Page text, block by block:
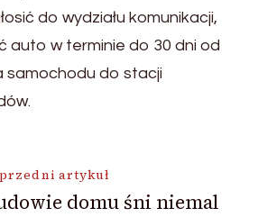
do wydziału komunikacji,
auto w terminie do 30 dni od
samochodu do stacji
artykuł
domu śni niemal